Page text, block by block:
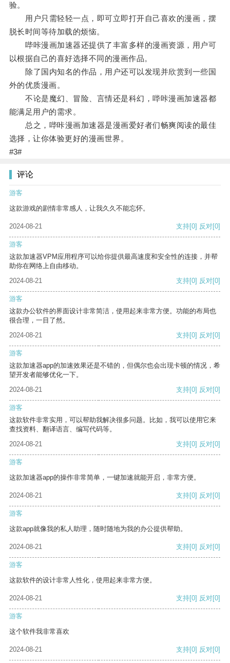
验。
用户只需轻轻一点，即可立即打开自己喜欢的漫画，摆
脱长时间等待加载的烦恼。
哔咔漫画加速器还提供了丰富多样的漫画资源，用户可
以根据自己的喜好选择不同的漫画作品。
除了国内知名的作品，用户还可以发现并欣赏到一些国
外的优质漫画。
不论是魔幻、冒险、言情还是科幻，哔咔漫画加速器都
能满足用户的需求。
总之，哔咔漫画加速器是漫画爱好者们畅爽阅读的最佳
选择，让你体验更好的漫画世界。
#3#
评论
游客
这款游戏的剧情非常感人，让我久久不能忘怀。
2024-08-21 支持[0] 反对[0]
游客
这款加速器VPM应用程序可以给你提供最高速度和安全性的连接，并帮
助你在网络上自由移动。
2024-08-21
支持[0] 反对[0]
游客
这款办公软件的界面设计非常简洁，使用起来非常方便。功能的布局也
很合理，一目了然。
2024-08-21
支持[0] 反对[0]
游客
这款加速器app的加速效果还是不错的，但偶尔也会出现卡顿的情况，希
望开发者能够优化一下。
2024-08-21
支持[0] 反对[0]
游客
这款软件非常实用，可以帮助我解决很多问题。比如，我可以使用它来
查找资料、翻译语言、编写代码等。
2024-08-21
支持[0] 反对[0]
游客
这款加速器app的操作非常简单，一键加速就能开启，非常方便。
2024-08-21 支持[0] 反对[0]
游客
这款app就像我的私人助理，随时随地为我的办公提供帮助。
2024-08-21 支持[0] 反对[0]
游客
这款软件的设计非常人性化，使用起来非常方便。
2024-08-21 支持[0] 反对[0]
游客
这个软件我非常喜欢
2024-08-21 支持[0] 反对[0]